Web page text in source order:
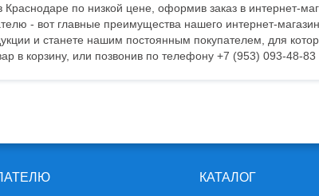
по низкой цене, оформив заказ в интернет-
- вот главные преимущества нашего интернет-
и станете нашим постоянным покупателем, для
в корзину, или позвонив по телефону +7 (953) 093-48-83
КАТАЛОГ